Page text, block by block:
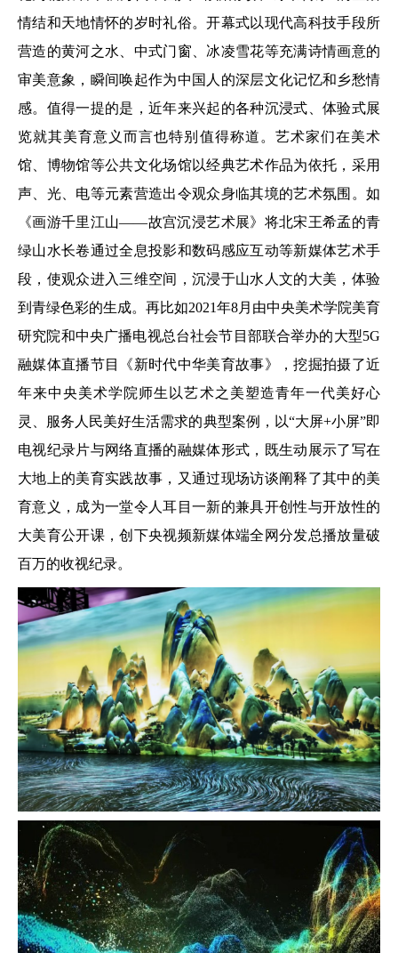
情结和天地情怀的岁时礼俗。开幕式以现代高科技手段所
营造的黄河之水、中式门窗、冰凌雪花等充满诗情画意的
审美意象，瞬间唤起作为中国人的深层文化记忆和乡愁情
感。值得一提的是，近年来兴起的各种沉浸式、体验式展
览就其美育意义而言也特别值得称道。艺术家们在美术
馆、博物馆等公共文化场馆以经典艺术作品为依托，采用
声、光、电等元素营造出令观众身临其境的艺术氛围。如
《画游千里江山——故宫沉浸艺术展》将北宋王希孟的青
绿山水长卷通过全息投影和数码感应互动等新媒体艺术手
段，使观众进入三维空间，沉浸于山水人文的大美，体验
到青绿色彩的生成。再比如2021年8月由中央美术学院美育
研究院和中央广播电视总台社会节目部联合举办的大型5G
融媒体直播节目《新时代中华美育故事》，挖掘拍摄了近
年来中央美术学院师生以艺术之美塑造青年一代美好心
灵、服务人民美好生活需求的典型案例，以“大屏+小屏”即
电视纪录片与网络直播的融媒体形式，既生动展示了写在
大地上的美育实践故事，又通过现场访谈阐释了其中的美
育意义，成为一堂令人耳目一新的兼具开创性与开放性的
大美育公开课，创下央视频新媒体端全网分发总播放量破
百万的收视纪录。